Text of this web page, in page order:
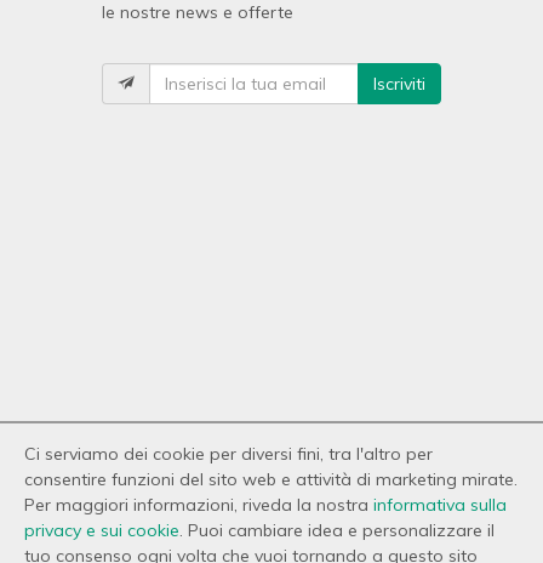
Ci serviamo dei cookie per diversi fini, tra l'altro per
consentire funzioni del sito web e attività di marketing mirate.
Per maggiori informazioni, riveda la nostra informativa sulla
privacy e sui cookie. Puoi cambiare idea e personalizzare il
tuo consenso ogni volta che vuoi tornando a questo sito
le nostre news e offerte
Iscriviti